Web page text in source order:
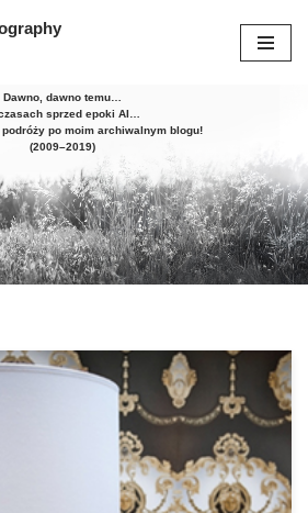
Dawno, dawno temu…
sprzed epoki AI…
podróży po moim archiwalnym blogu!
(2009–2019)